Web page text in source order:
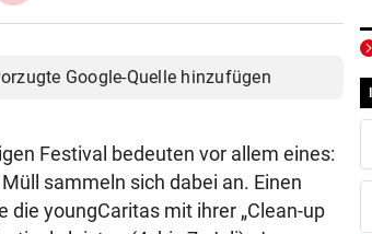
Google-Quelle hinzufügen
Festival bedeuten vor allem eines:
sammeln sich dabei an. Einen
youngCaritas mit ihrer „Clean-up